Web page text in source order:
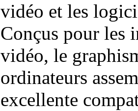
vidéo et les
Conçus pour les
vidéo, le
ordinateurs
excellente